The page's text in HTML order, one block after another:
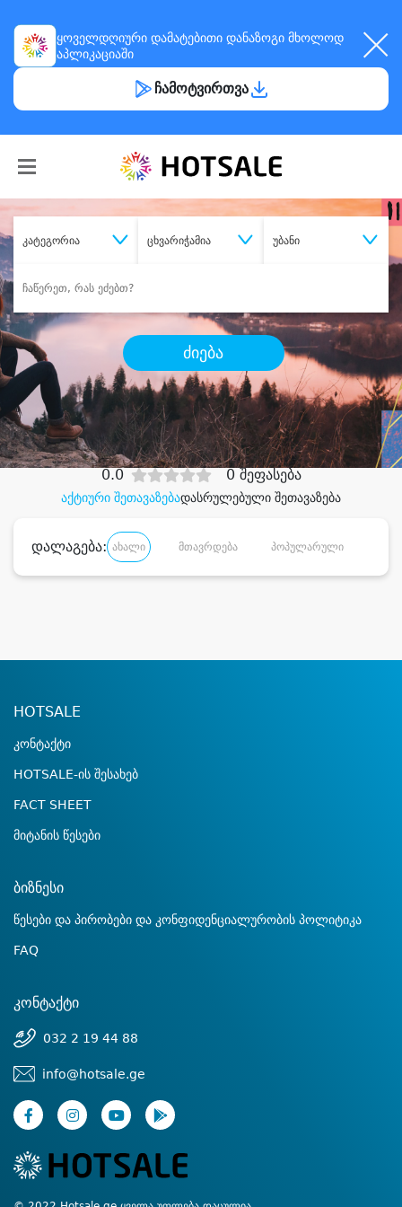
ყოველდღიური დამატებითი დანაზოგი მხოლოდ
აპლიკაციაში
ჩამოტვირთვა
კატეგორია ცხვარიჭამია უბანი
ძიება
შეიძინესასურველი მომსახურება
დიდი დანაზოგით
აქტიური შეთავაზებადასრულებული შეთავაზება
0.0 0 შეფასება
დალაგება: ახალი მთავრდება პოპულარული
HOTSALE
კონტაქტი
HOTSALE-ის შესახებ
FACT SHEET
მიტანის წესები
ბიზნესი
წესები და პირობები და კონფიდენციალურობის პოლიტიკა
FAQ
კონტაქტი
032 2 19 44 88
info@hotsale.ge